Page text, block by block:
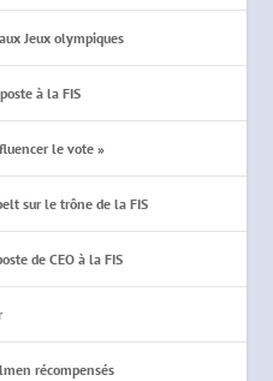
Jeux olympiques
à la FIS
le vote »
sur le trône de la FIS
de CEO à la FIS
récompensés